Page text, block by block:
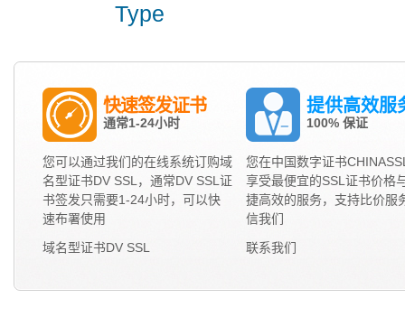
Type
快速签发证书
通常1-24小时
您可以通过我们的在线系统订购域
名型证书DV SSL，通常DV SSL证
书签发只需要1-24小时，可以快
速布署使用
域名型证书DV SSL
提供高效服
100% 保证
您在中国数字证书
享受最便宜的SSL证书价格
捷高效的服务，支持比价服
信我们
联系我们